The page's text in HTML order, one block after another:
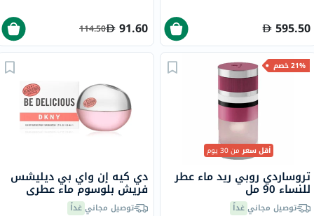
595.50
91.60
114.50
21% خصم
أقل سعرمن 30 يوم
تروساردي روبي ريد ماء عطر
للنساء 90 مل
توصيل مجانيغداً
دي كيه إن واي بي ديليشس
فريش بلوسوم ماء عطري
للنساء - عطر زهري 100 مل
توصيل مجانيغداً